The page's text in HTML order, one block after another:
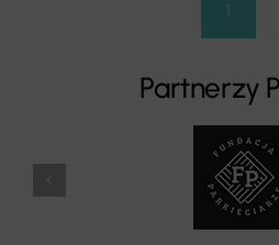
1
Partnerzy